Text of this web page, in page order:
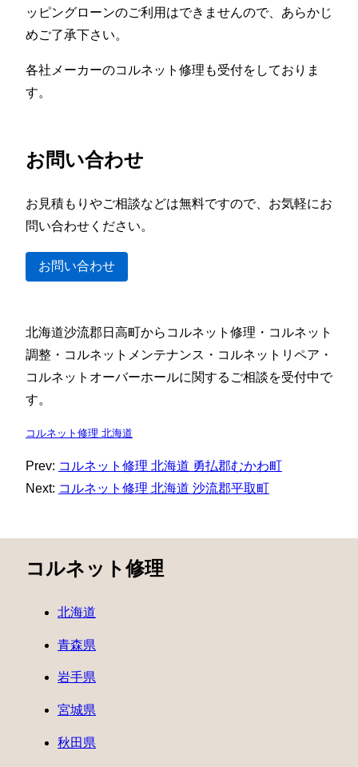
ッピングローンのご利用はできませんので、あらかじ
めご了承下さい。
各社メーカーのコルネット修理も受付をしておりま
す。
お問い合わせ
お見積もりやご相談などは無料ですので、お気軽にお
問い合わせください。
お問い合わせ
北海道沙流郡日高町からコルネット修理・コルネット
調整・コルネットメンテナンス・コルネットリペア・
コルネットオーバーホールに関するご相談を受付中で
す。
コルネット修理 北海道
Prev: コルネット修理 北海道 勇払郡むかわ町
Next: コルネット修理 北海道 沙流郡平取町
コルネット修理
北海道
青森県
岩手県
宮城県
秋田県